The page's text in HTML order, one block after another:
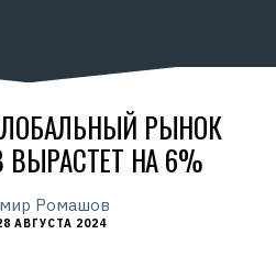
РЫНОК
НА 6%
Ромашов
АВГУСТА 2024